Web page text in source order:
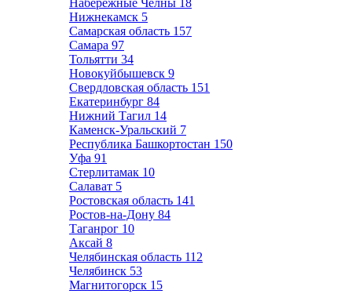
Набережные Челны 18
Нижнекамск 5
Самарская область 157
Самара 97
Тольятти 34
Новокуйбышевск 9
Свердловская область 151
Екатеринбург 84
Нижний Тагил 14
Каменск-Уральский 7
Республика Башкортостан 150
Уфа 91
Стерлитамак 10
Салават 5
Ростовская область 141
Ростов-на-Дону 84
Таганрог 10
Аксай 8
Челябинская область 112
Челябинск 53
Магнитогорск 15